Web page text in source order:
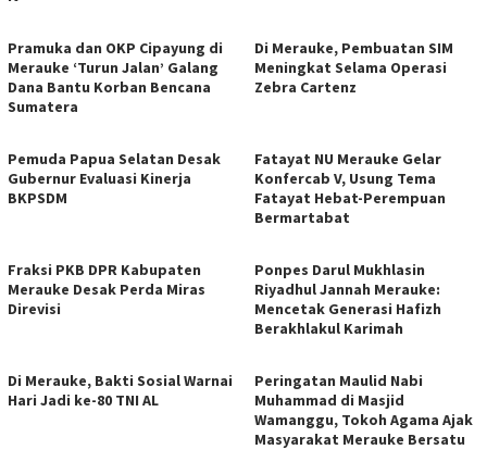
Pramuka dan OKP Cipayung di
Merauke ‘Turun Jalan’ Galang
Dana Bantu Korban Bencana
Sumatera
Di Merauke, Pembuatan SIM
Meningkat Selama Operasi
Zebra Cartenz
Pemuda Papua Selatan Desak
Gubernur Evaluasi Kinerja
BKPSDM
Fatayat NU Merauke Gelar
Konfercab V, Usung Tema
Fatayat Hebat-Perempuan
Bermartabat
Fraksi PKB DPR Kabupaten
Merauke Desak Perda Miras
Direvisi
Ponpes Darul Mukhlasin
Riyadhul Jannah Merauke:
Mencetak Generasi Hafizh
Berakhlakul Karimah
Di Merauke, Bakti Sosial Warnai
Hari Jadi ke-80 TNI AL
Peringatan Maulid Nabi
Muhammad di Masjid
Wamanggu, Tokoh Agama Ajak
Masyarakat Merauke Bersatu